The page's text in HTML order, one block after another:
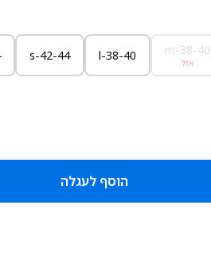
38-40-m
אזל 38-40-l
42-44-s
הוסף לעגלה